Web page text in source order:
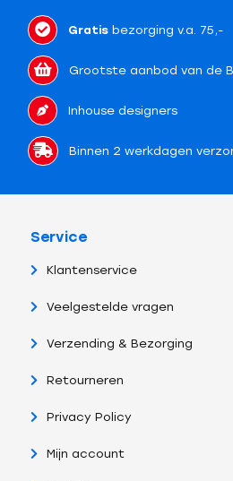
Gratisbezorging v.a. 75,-
Grootste aanbod van de
Inhouse designers
Binnen 2 werkdagen
Service
Klantenservice
Veelgestelde vragen
Verzending & Bezorging
Retourneren
Privacy Policy
Mijn account